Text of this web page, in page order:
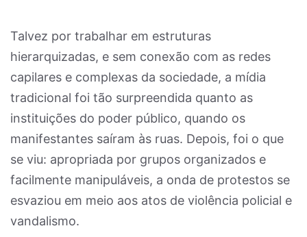
Talvez por trabalhar em estruturas
hierarquizadas, e sem conexão com as redes
capilares e complexas da sociedade, a mídia
tradicional foi tão surpreendida quanto as
instituições do poder público, quando os
manifestantes saíram às ruas. Depois, foi o que
se viu: apropriada por grupos organizados e
facilmente manipuláveis, a onda de protestos se
esvaziou em meio aos atos de violência policial e
vandalismo.